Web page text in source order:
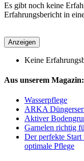
Es gibt noch keine
Erfahrungsbericht in
Anzeigen
Keine
Aus unserem Magazin:
Wasserpflege
ARKA
Aktiver
Garnelen richtig
Der perfekte
optimale Pflege